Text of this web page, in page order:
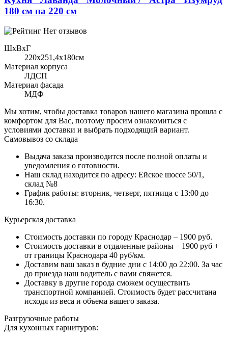
180 см на 220 см
Нет отзывов
ШхВхГ
220x251,4х180см
Материал корпуса
ЛДСП
Материал фасада
МДФ
Мы хотим, чтобы доставка товаров нашего магазина прошла с
комфортом для Вас, поэтому просим ознакомиться с
условиями доставки и выбрать подходящий вариант.
Самовывоз со склада
Выдача заказа производится после полной оплаты и
уведомления о готовности.
Наш склад находится по адресу: Ейское шоссе 50/1,
склад №8
График работы: вторник, четверг, пятница с 13:00 до
16:30.
Курьерская доставка
Стоимость доставки по городу Краснодар – 1900 руб.
Стоимость доставки в отдаленные районы – 1900 руб +
от границы Краснодара 40 руб/км.
Доставим ваш заказ в будние дни с 14:00 до 22:00. За час
до приезда наш водитель с вами свяжется.
Доставку в другие города сможем осуществить
транспортной компанией. Стоимость будет рассчитана
исходя из веса и объема вашего заказа.
Разгрузочные работы
Для кухонных гарнитуров: